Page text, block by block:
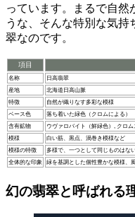
っています。まるで自然
うな、そんな特別な気
翠なのです。
項目
名称
日高翡翠
産地
北海道日高山脈
特徴
自然が織りなす多彩な模様
ベース色
落ち着いた緑色（クロムによる）
含有鉱物
ウヴァロバイト（鮮緑色）, クロ
模様
白い筋、黒点、渦巻き模様など
模様の特徴
多様で、一つとして同じものはな
全体的な印象
緑を基調とした個性豊かな模様、
幻の翡翠と呼ばれる